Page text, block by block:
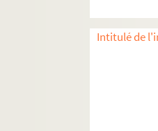
Intitulé de